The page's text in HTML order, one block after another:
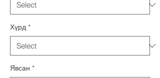
Хүрд *
Явсан *